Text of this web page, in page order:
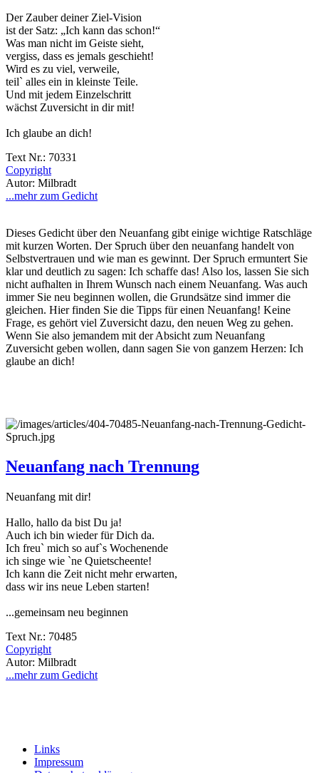
Der Zauber deiner Ziel-Vision
ist der Satz: „Ich kann das schon!“
Was man nicht im Geiste sieht,
vergiss, dass es jemals geschieht!
Wird es zu viel, verweile,
teil` alles ein in kleinste Teile.
Und mit jedem Einzelschritt
wächst Zuversicht in dir mit!
Ich glaube an dich!
Text Nr.: 70331
Copyright
Autor: Milbradt
...mehr zum Gedicht
Dieses Gedicht über den Neuanfang gibt einige wichtige Ratschläge
mit kurzen Worten. Der Spruch über den neuanfang handelt von
Selbstvertrauen und wie man es gewinnt. Der Spruch ermuntert Sie
klar und deutlich zu sagen: Ich schaffe das! Also los, lassen Sie sich
nicht aufhalten in Ihrem Wunsch nach einem Neuanfang. Was auch
immer Sie neu beginnen wollen, die Grundsätze sind immer die
gleichen. Hier finden Sie die Tipps für einen Neuanfang! Keine
Frage, es gehört viel Zuversicht dazu, den neuen Weg zu gehen.
Wenn Sie also jemandem mit der Absicht zum Neuanfang
Zuversicht geben wollen, dann sagen Sie von ganzem Herzen: Ich
glaube an dich!
Neuanfang nach Trennung
Neuanfang mit dir!
Hallo, hallo da bist Du ja!
Auch ich bin wieder für Dich da.
Ich freu` mich so auf`s Wochenende
ich singe wie `ne Quietscheente!
Ich kann die Zeit nicht mehr erwarten,
dass wir ins neue Leben starten!
...gemeinsam neu beginnen
Text Nr.: 70485
Copyright
Autor: Milbradt
...mehr zum Gedicht
Links
Impressum